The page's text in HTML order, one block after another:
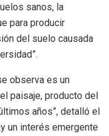
sanos, la
para producir
del suelo causada
observa es un
paisaje, producto del
años”, detalló el
un interés emergente